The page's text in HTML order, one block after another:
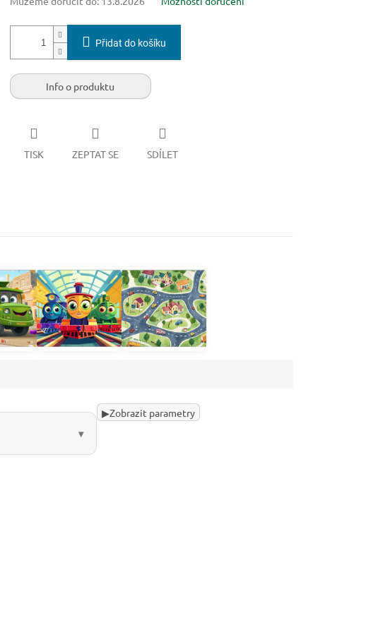
Přidat do košíku
Info o produktu
TISK ZEPTAT SE SDÍLET
▶Zobrazit parametry